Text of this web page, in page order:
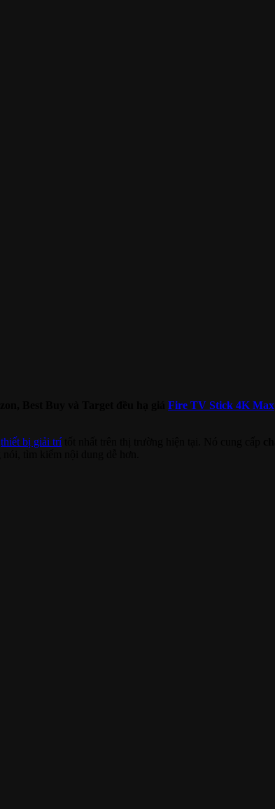
Fire TV Stick 4K Max
thiết bị giải trítốt nhất trên thị trường hiện tại. Nó cung cấp